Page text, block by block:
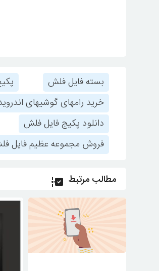
بسته فایل فلش
خرید رامهای گوشیهای
دانلود پکیج فایل فلش
فروش مجموعه عظیم فایل
مطالب مرتبط